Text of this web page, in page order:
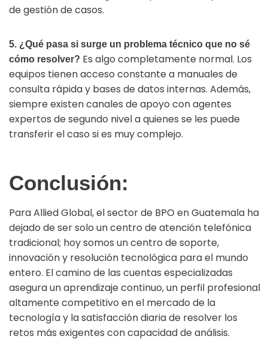
de gestión de casos.
5. ¿Qué pasa si surge un problema técnico que no sé
cómo resolver? Es algo completamente normal. Los
equipos tienen acceso constante a manuales de
consulta rápida y bases de datos internas. Además,
siempre existen canales de apoyo con agentes
expertos de segundo nivel a quienes se les puede
transferir el caso si es muy complejo.
Conclusión:
Para Allied Global, el sector de BPO en Guatemala ha
dejado de ser solo un centro de atención telefónica
tradicional; hoy somos un centro de soporte,
innovación y resolución tecnológica para el mundo
entero. El camino de las cuentas especializadas
asegura un aprendizaje continuo, un perfil profesional
altamente competitivo en el mercado de la
tecnología y la satisfacción diaria de resolver los
retos más exigentes con capacidad de análisis.